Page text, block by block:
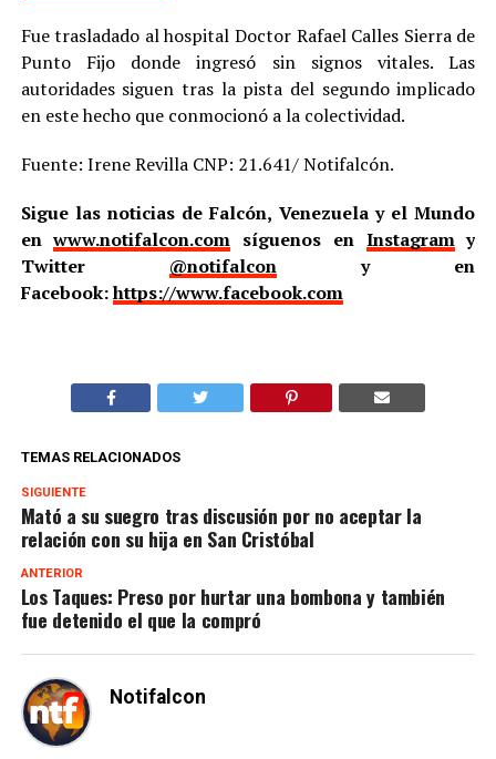
Fue trasladado al hospital Doctor Rafael Calles Sierra de
Punto Fijo donde ingresó sin signos vitales. Las
autoridades siguen tras la pista del segundo implicado
en este hecho que conmocionó a la colectividad.
Fuente: Irene Revilla CNP: 21.641/ Notifalcón.
Sigue las noticias de Falcón, Venezuela y el Mundo
enwww.notifalcon.com síguenos en Instagramy
Twitter @notifalcony en
Facebook:https://www.facebook.com
TEMAS RELACIONADOS
SIGUIENTE
Mató a su suegro tras discusión por no aceptar la
relación con su hija en San Cristóbal
ANTERIOR
Los Taques: Preso por hurtar una bombona y también
fue detenido el que la compró
Notifalcon